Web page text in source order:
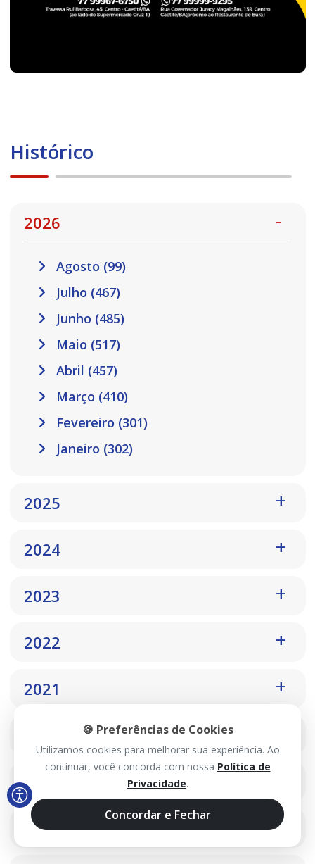
Histórico
2026
Agosto (99)
Julho (467)
Junho (485)
Maio (517)
Abril (457)
Março (410)
Fevereiro (301)
Janeiro (302)
2025
2024
2023
2022
2021
2019
2018
🍪 Preferências de Cookies
Utilizamos cookies para melhorar sua experiência. Ao
continuar, você concorda com nossa Política de
Privacidade.
Concordar e Fechar